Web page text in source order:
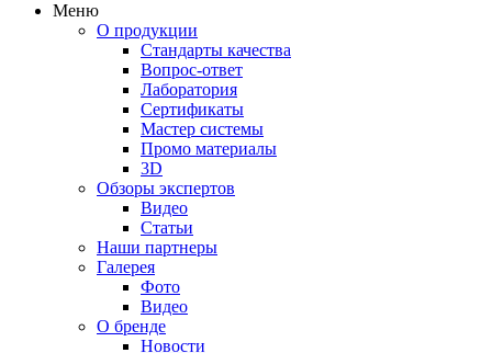
Меню
О продукции
Стандарты качества
Вопрос-ответ
Лаборатория
Сертификаты
Мастер системы
Промо материалы
3D
Обзоры экспертов
Видео
Статьи
Наши партнеры
Галерея
Фото
Видео
О бренде
Новости